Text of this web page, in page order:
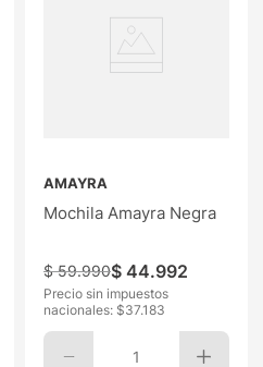
AMAYRA
Mochila Amayra Negra
$ 59.990$ 44.992
Precio sin impuestos
nacionales: $37.183
1